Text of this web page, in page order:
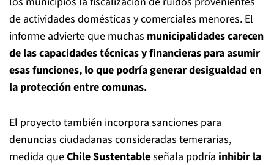
de actividades domésticas y comerciales menores. El
informe advierte que muchas municipalidades carecen
de las capacidades técnicas y financieras para asumir
esas funciones, lo que podría generar desigualdad en
la protección entre comunas.
El proyecto también incorpora sanciones para
denuncias ciudadanas consideradas temerarias,
medida queChile Sustentableseñala podría inhibir la